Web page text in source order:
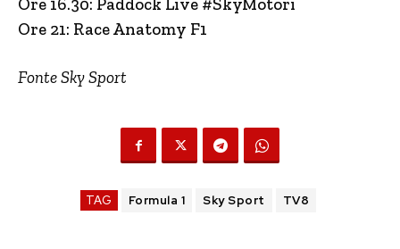
Ore 21: Race Anatomy F1
Fonte Sky Sport
TAG Formula 1 Sky Sport TV8